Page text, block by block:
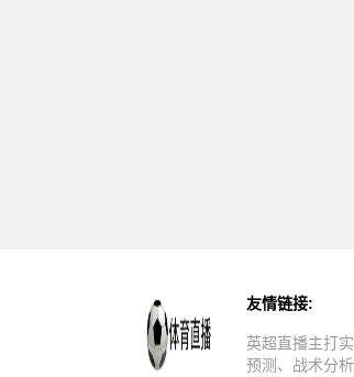
友情链接:
英超直播主打
预测、战术分